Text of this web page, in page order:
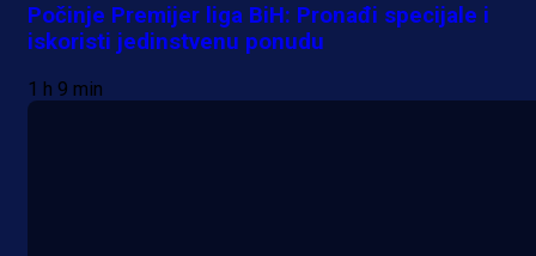
Počinje Premijer liga BiH: Pronađi specijale i
iskoristi jedinstvenu ponudu
1 h 9 min